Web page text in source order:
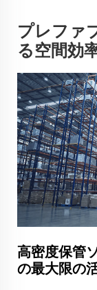
プレファ
る空間効
高密度保管
の最大限の